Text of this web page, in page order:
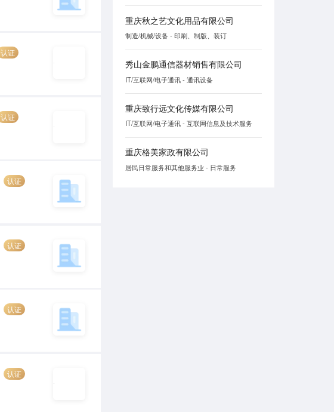
认证
认证
认证
认证
认证
认证
重庆秋之艺文化用品有限公司
制造/机械/设备 - 印刷、制版、装订
秀山金鹏通信器材销售有限公司
IT/互联网/电子通讯 - 通讯设备
重庆致行远文化传媒有限公司
IT/互联网/电子通讯 - 互联网信息及技术服务
重庆格美家政有限公司
居民日常服务和其他服务业 - 日常服务